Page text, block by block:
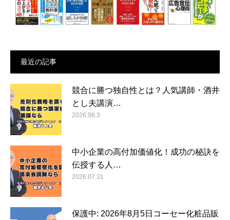
最近の記事
競合に勝つ独自性とは？人気講師・酒井
とし夫講演…
2026.08.3
中小企業の高付加価値化！成功の秘訣を
伝授する人…
2026.07.31
保護中: 2026年8月5日コーセー化粧品販